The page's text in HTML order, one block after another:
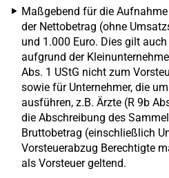
Maßgebend für die
der Nettobetrag (ohne
und 1.000 Euro. Dies gilt
aufgrund der
Abs. 1 UStG nicht zum
sowie für Unternehmer, die
ausführen, z.B. Ärzte (R 9b
die Abschreibung des
Bruttobetrag (einschließlich
Vorsteuerabzug Berechtigte
als Vorsteuer geltend.